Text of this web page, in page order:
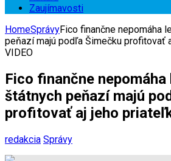
Zaujímavosti
HomeSprávyFico finančne nepomáha
peňazí majú podľa Šimečku profitovať
VIDEO
Fico finančne
štátnych peňazí majú
profitovať aj jeho
redakcia Správy